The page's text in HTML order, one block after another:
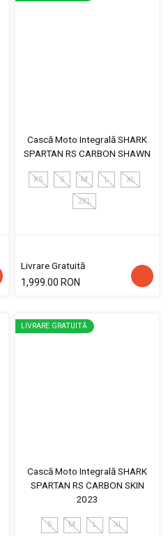
Cască Moto Integrală SHARK
SPARTAN RS CARBON SHAWN
XS S M L XL
2XL
Livrare Gratuită
1,999.00 RON
LIVRARE GRATUITĂ
Cască Moto Integrală SHARK
SPARTAN RS CARBON SKIN
2023
S M L XL